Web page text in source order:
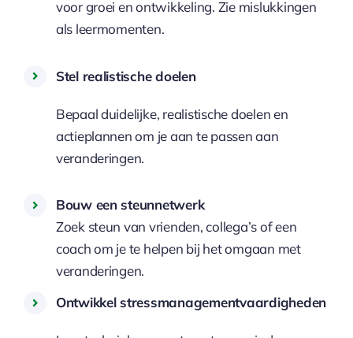
voor groei en ontwikkeling. Zie mislukkingen
als leermomenten.
Stel realistische doelen
Bepaal duidelijke, realistische doelen en
actieplannen om je aan te passen aan
veranderingen.
Bouw een steunnetwerk
Zoek steun van vrienden, collega’s of een
coach om je te helpen bij het omgaan met
veranderingen.
Ontwikkel stressmanagementvaardigheden